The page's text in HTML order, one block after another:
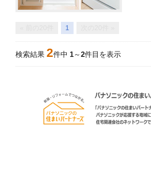
1
検索結果 2件中 1～2件目を表示